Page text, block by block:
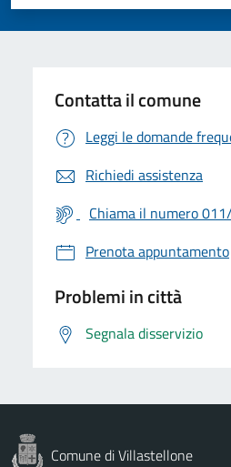
Contatta il comune
Leggi le domande
Richiedi assistenza
Chiama il numero
Prenota appuntamento
Problemi in città
Segnala disservizio
Comune di Villastellone